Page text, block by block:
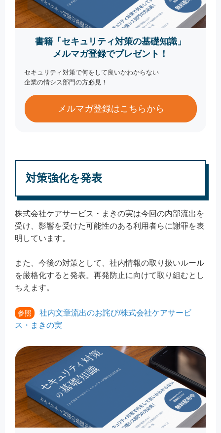
書籍「セキュリティ対策の基礎知識」
メルマガ登録でプレゼント！
セキュリティ対策で何をして良いかわからない
企業の情シス部門の方必見！
メルマガ登録はこちらから
対策強化を発表
株式会社ケアサービス・まきの実は今回の内部流出を
受け、影響を受けた可能性のある利用者らに謝罪を表
明しています。
また、今後の対策として、社内情報の取り扱いルール
を厳格化すると発表。再発防止に向けて取り組むとし
ちえます。
参照
社内文章流出のお詫び/株式会社ケアサービ
ス・まきの実